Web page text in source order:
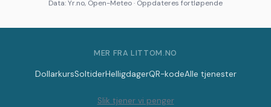
Data: Yr.no, Open-Meteo · Oppdateres fortløpende
MER FRA LITTOM.NO
DollarkursSoltiderHelligdagerQR-kodeAlle tjenester
Slik tjener vi penger